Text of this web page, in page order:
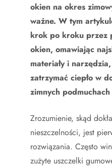
okien na okres
ważne. W tym
krok po kroku przez
okien, omawiając
materiały i
zatrzymać ciepło w
zimnych
Zrozumienie, skąd
nieszczelności, jest
rozwiązania. Często
zużyte uszczelki